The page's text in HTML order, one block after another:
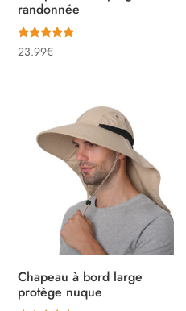
randonnée
Note
5.00
23.99€
Chapeau à bord large
protège nuque